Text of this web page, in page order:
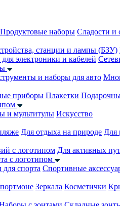
Продуктовые наборы Сладости и
станции и лампы (БЗУ)
электроники и кабелей
и наборы для авто
приборы Плакетки
и мультитулы Искусство
Для отдыха на природе Для
с логотипом Для активных
с логотипом
спорта Спортивные
Зеркала Косметички